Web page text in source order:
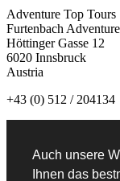
Auch unsere
Ihnen das
Adventure Top Tours
Furtenbach
Höttinger Gasse 12
6020 Innsbruck
Austria
+43 (0) 512 / 204134